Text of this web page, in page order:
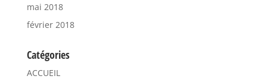
mai 2018
février 2018
Catégories
ACCUEIL